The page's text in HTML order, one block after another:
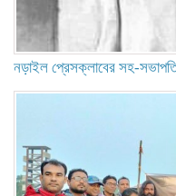
নড়াইল প্রেসক্লাবের সহ-